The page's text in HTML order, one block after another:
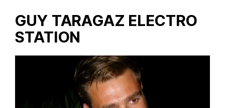
GUY TARAGAZ ELECTRO
STATION